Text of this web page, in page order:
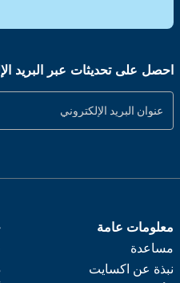
احصل على تحديثات عبر البريد
معلومات عامة
مساعدة
نبذة عن اكسايت